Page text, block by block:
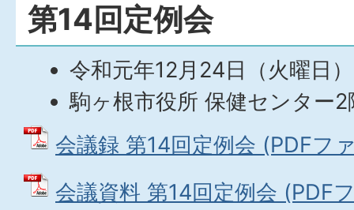
第14回定例会
令和元年12月24日（火曜日
駒ヶ根市役所 保健センター
会議録 第14回定例会 (PDFフ
会議資料 第14回定例会 (PDF